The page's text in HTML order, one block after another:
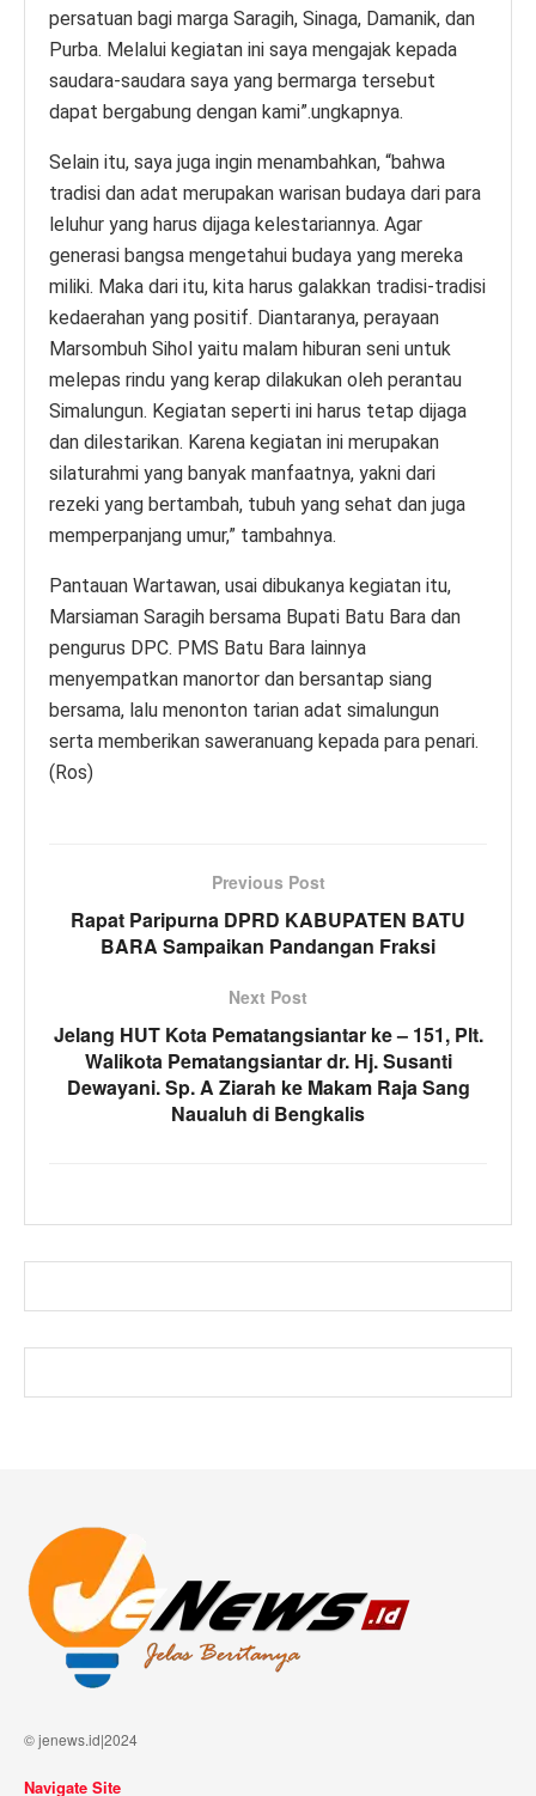
persatuan bagi marga Saragih, Sinaga, Damanik, dan
Purba. Melalui kegiatan ini saya mengajak kepada
saudara-saudara saya yang bermarga tersebut
dapat bergabung dengan kami”.ungkapnya.
Selain itu, saya juga ingin menambahkan, “bahwa
tradisi dan adat merupakan warisan budaya dari para
leluhur yang harus dijaga kelestariannya. Agar
generasi bangsa mengetahui budaya yang mereka
miliki. Maka dari itu, kita harus galakkan tradisi-tradisi
kedaerahan yang positif. Diantaranya, perayaan
Marsombuh Sihol yaitu malam hiburan seni untuk
melepas rindu yang kerap dilakukan oleh perantau
Simalungun. Kegiatan seperti ini harus tetap dijaga
dan dilestarikan. Karena kegiatan ini merupakan
silaturahmi yang banyak manfaatnya, yakni dari
rezeki yang bertambah, tubuh yang sehat dan juga
memperpanjang umur,” tambahnya.
Pantauan Wartawan, usai dibukanya kegiatan itu,
Marsiaman Saragih bersama Bupati Batu Bara dan
pengurus DPC. PMS Batu Bara lainnya
menyempatkan manortor dan bersantap siang
bersama, lalu menonton tarian adat simalungun
serta memberikan saweranuang kepada para penari.
(Ros)
Previous Post
Rapat Paripurna DPRD KABUPATEN BATU
BARA Sampaikan Pandangan Fraksi
Next Post
Jelang HUT Kota Pematangsiantar ke – 151, Plt.
Walikota Pematangsiantar dr. Hj. Susanti
Dewayani. Sp. A Ziarah ke Makam Raja Sang
Naualuh di Bengkalis
© jenews.id|2024
Navigate Site